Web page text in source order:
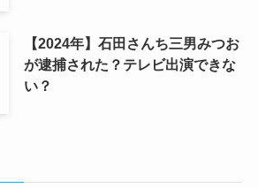
【2024年】石田さんち三男みつお
が逮捕された？テレビ出演できな
い？